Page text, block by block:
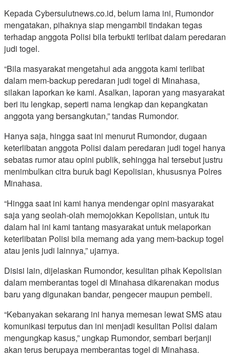
Kepada Cybersulutnews.co.id, belum lama ini, Rumondor
mengatakan, pihaknya siap mengambil tindakan tegas
terhadap anggota Polisi bila terbukti terlibat dalam peredaran
judi togel.
“Bila masyarakat mengetahui ada anggota kami terlibat
dalam mem-backup peredaran judi togel di Minahasa,
silakan laporkan ke kami. Asalkan, laporan yang masyarakat
beri itu lengkap, seperti nama lengkap dan kepangkatan
anggota yang bersangkutan,” tandas Rumondor.
Hanya saja, hingga saat ini menurut Rumondor, dugaan
keterlibatan anggota Polisi dalam peredaran judi togel hanya
sebatas rumor atau opini publik, sehingga hal tersebut justru
menimbulkan citra buruk bagi Kepolisian, khususnya Polres
Minahasa.
“Hingga saat ini kami hanya mendengar opini masyarakat
saja yang seolah-olah memojokkan Kepolisian, untuk itu
dalam hal ini kami tantang masyarakat untuk melaporkan
keterlibatan Polisi bila memang ada yang mem-backup togel
atau jenis judi lainnya,” ujarnya.
Disisi lain, dijelaskan Rumondor, kesulitan pihak Kepolisian
dalam memberantas togel di Minahasa dikarenakan modus
baru yang digunakan bandar, pengecer maupun pembeli.
“Kebanyakan sekarang ini hanya memesan lewat SMS atau
komunikasi terputus dan ini menjadi kesulitan Polisi dalam
mengungkap kasus,” ungkap Rumondor, sembari berjanji
akan terus berupaya memberantas togel di Minahasa.